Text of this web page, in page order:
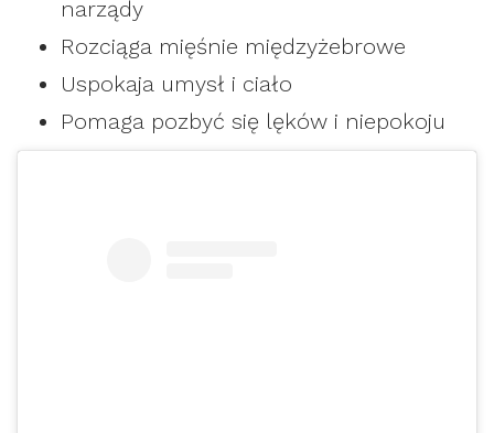
narządy
Rozciąga mięśnie międzyżebrowe
Uspokaja umysł i ciało
Pomaga pozbyć się lęków i niepokoju